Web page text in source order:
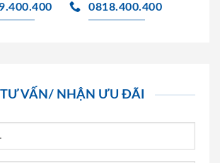
0818.400.400
VẤN/ NHẬN ƯU ĐÃI